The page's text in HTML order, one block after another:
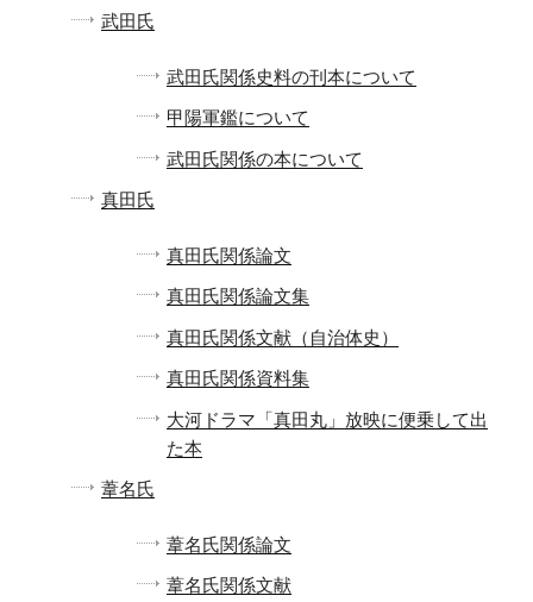
武田氏
武田氏関係史料の刊本について
甲陽軍鑑について
武田氏関係の本について
真田氏
真田氏関係論文
真田氏関係論文集
真田氏関係文献（自治体史）
真田氏関係資料集
大河ドラマ「真田丸」放映に便乗して出
た本
葦名氏
葦名氏関係論文
葦名氏関係文献